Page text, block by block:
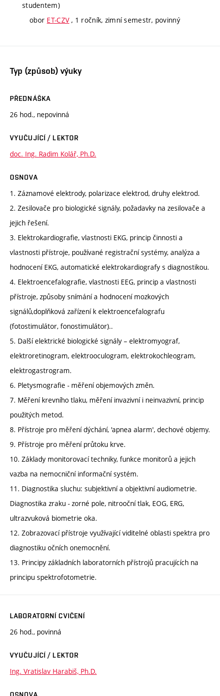
studentem)
obor ET-CZV , 1 ročník, zimní semestr, povinný
Typ (způsob) výuky
PŘEDNÁŠKA
26 hod., nepovinná
VYUČUJÍCÍ / LEKTOR
doc. Ing. Radim Kolář, Ph.D.
OSNOVA
1. Záznamové elektrody, polarizace elektrod, druhy elektrod.
2. Zesilovače pro biologické signály, požadavky na zesilovače a
jejich řešení.
3. Elektrokardiografie, vlastnosti EKG, princip činnosti a
vlastnosti přístroje, používané registrační systémy, analýza a
hodnocení EKG, automatické elektrokardiografy s diagnostikou.
4. Elektroencefalografie, vlastnosti EEG, princip a vlastnosti
přístroje, způsoby snímání a hodnocení mozkových
signálů,doplňková zařízení k elektroencefalografu
(fotostimulátor, fonostimulátor)..
5. Další elektrické biologické signály – elektromyograf,
elektroretinogram, elektrooculogram, elektrokochleogram,
elektrogastrogram.
6. Pletysmografie - měření objemových změn.
7. Měření krevního tlaku, měření invazivní i neinvazivní, princip
použitých metod.
8. Přístroje pro měření dýchání, 'apnea alarm', dechové objemy.
9. Přístroje pro měření průtoku krve.
10. Základy monitorovací techniky, funkce monitorů a jejich
vazba na nemocniční informační systém.
11. Diagnostika sluchu: subjektivní a objektivní audiometrie.
Diagnostika zraku - zorné pole, nitrooční tlak, EOG, ERG,
ultrazvuková biometrie oka.
12. Zobrazovací přístroje využívající viditelné oblasti spektra pro
diagnostiku očních onemocnění.
13. Principy základních laboratorních přístrojů pracujících na
principu spektrofotometrie.
LABORATORNÍ CVIČENÍ
26 hod., povinná
VYUČUJÍCÍ / LEKTOR
Ing. Vratislav Harabiš, Ph.D.